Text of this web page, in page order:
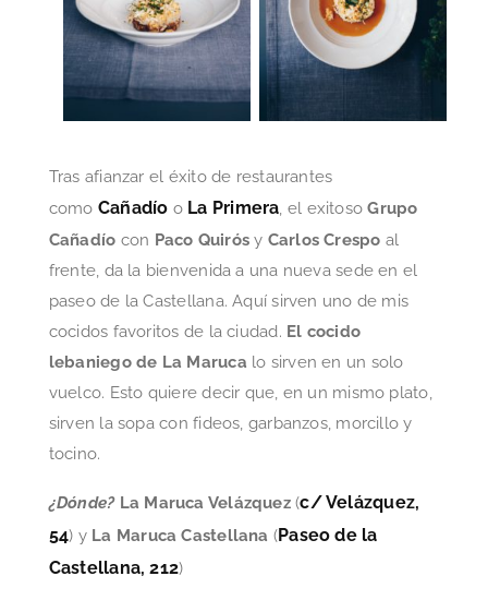
Tras afianzar el éxito de restaurantes
como Cañadío o La Primera, el exitosoGrupo
Cañadío con Paco Quirós y Carlos Crespo al
frente, da la bienvenida a una nueva sede en el
paseo de la Castellana. Aquí sirven uno de mis
cocidos favoritos de la ciudad. El cocido
lebaniego de La Maruca lo sirven en un solo
vuelco. Esto quiere decir que, en un mismo plato,
sirven la sopa con fideos, garbanzos, morcillo y
tocino.
¿Dónde? La Maruca Velázquez(c/ Velázquez,
54) y La Maruca Castellana (Paseo de la
Castellana, 212)